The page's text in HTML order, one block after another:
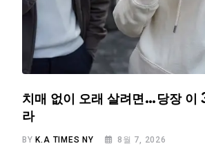
치매 없이 오래 살려면…당장 이
라
BYK.A TIMES NY 8월 7, 2026